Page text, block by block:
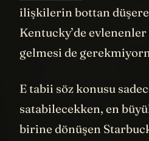
ilişkilerin bottan
Kentucky’de
gelmesi de
E tabii söz konusu
satabilecekken, en
birine dönüşen